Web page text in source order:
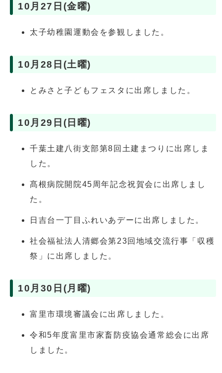
10月27日(金曜)
太子幼稚園運動会を参観しました。
10月28日(土曜)
とみさと子どもフェスタに出席しました。
10月29日(日曜)
千葉土建八街支部第8回土建まつりに出席しま
した。
髙根病院開院45周年記念祝賀会に出席しまし
た。
日吉台一丁目ふれいあデーに出席しました。
社会福祉法人清郷会第23回地域交流行事「収穫
祭」に出席しました。
10月30日(月曜)
富里市環境審議会に出席しました。
令和5年度富里市家畜防疫協会通常総会に出席
しました。